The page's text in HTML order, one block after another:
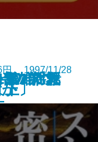
部 揺れ
部 「救
雄対話
円 1997/11/28
上〕
下〕
のアフ
1部 泥
―第2部